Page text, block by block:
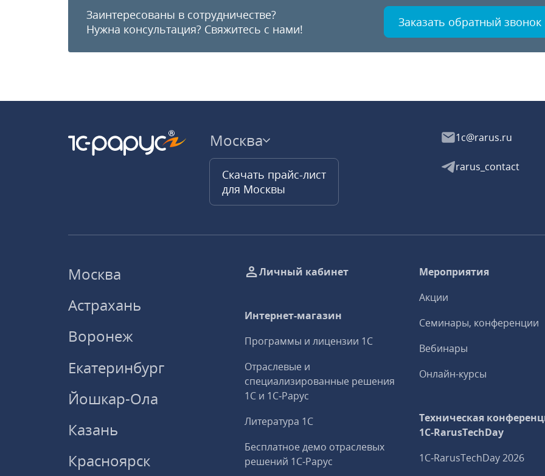
Заинтересованы в сотрудничестве?
Нужна консультация? Свяжитесь с нами! Заказать обратный звонок
Москва
Скачать прайс-лист
для Москвы
1c@rarus.ru
rarus_contact
Москва
Астрахань
Воронеж
Екатеринбург
Йошкар-Ола
Казань
Красноярск
Личный кабинет
Интернет-магазин
Программы и лицензии 1С
Отраслевые и
специализированные решения
1С и 1С‑Рарус
Литература 1С
Бесплатное демо отраслевых
решений 1С‑Рарус
Мероприятия
Акции
Семинары, конференции
Вебинары
Онлайн-курсы
Техническая
1C‑RarusTechDay
1C‑RarusTechDay 2026